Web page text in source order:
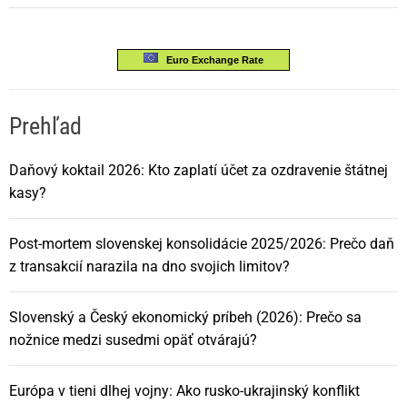
Euro Exchange Rate
Prehľad
Daňový koktail 2026: Kto zaplatí účet za ozdravenie štátnej
kasy?
Post-mortem slovenskej konsolidácie 2025/2026: Prečo daň
z transakcií narazila na dno svojich limitov?
Slovenský a Český ekonomický príbeh (2026): Prečo sa
nožnice medzi susedmi opäť otvárajú?
Európa v tieni dlhej vojny: Ako rusko-ukrajinský konflikt